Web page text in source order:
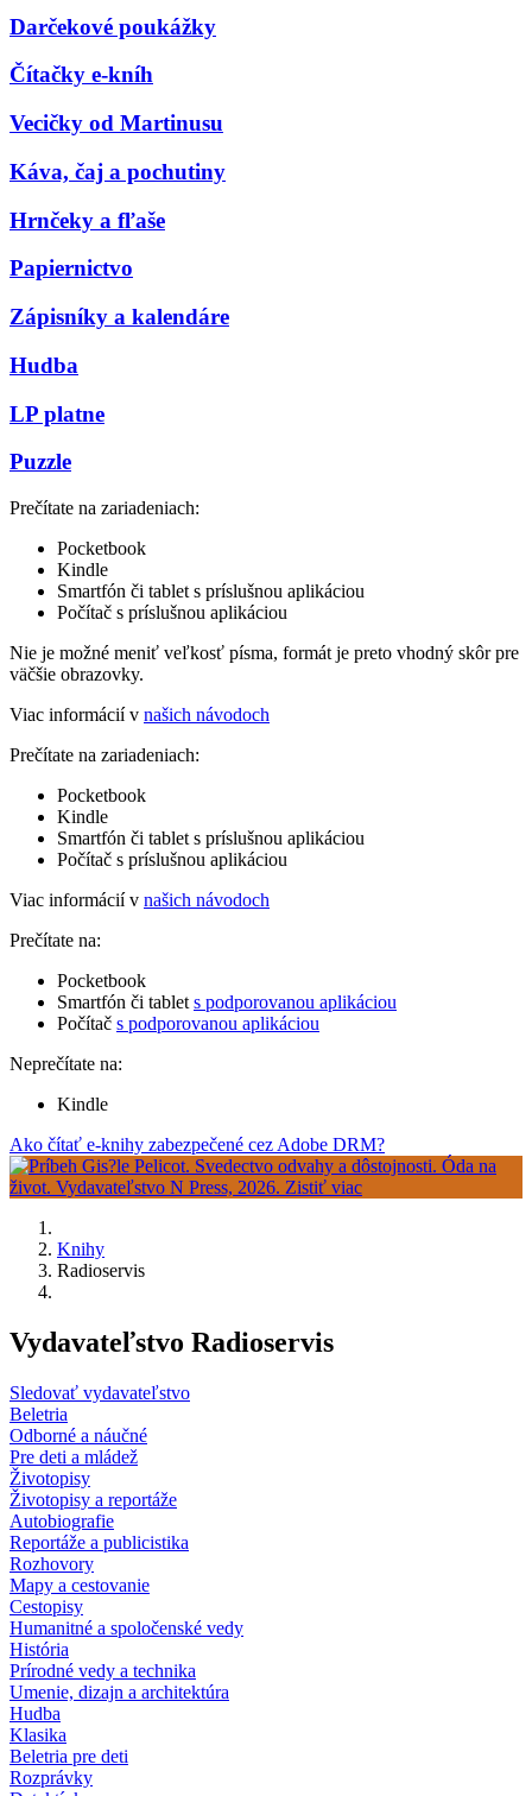
Darčekové poukážky
Čítačky e-kníh
Vecičky od Martinusu
Káva, čaj a pochutiny
Hrnčeky a fľaše
Papiernictvo
Zápisníky a kalendáre
Hudba
LP platne
Puzzle
Prečítate na zariadeniach:
Pocketbook
Kindle
Smartfón či tablet s príslušnou aplikáciou
Počítač s príslušnou aplikáciou
Nie je možné meniť veľkosť písma, formát je preto vhodný skôr pre
väčšie obrazovky.
Viac informácií v našich návodoch
Prečítate na zariadeniach:
Pocketbook
Kindle
Smartfón či tablet s príslušnou aplikáciou
Počítač s príslušnou aplikáciou
Viac informácií v našich návodoch
Prečítate na:
Pocketbook
Smartfón či tablet s podporovanou aplikáciou
Počítač s podporovanou aplikáciou
Neprečítate na:
Kindle
Ako čítať e-knihy zabezpečené cez Adobe DRM?
Knihy
Radioservis
Vydavateľstvo Radioservis
Sledovať vydavateľstvo
Beletria
Odborné a náučné
Pre deti a mládež
Životopisy
Životopisy a reportáže
Autobiografie
Reportáže a publicistika
Rozhovory
Mapy a cestovanie
Cestopisy
Humanitné a spoločenské vedy
História
Prírodné vedy a technika
Umenie, dizajn a architektúra
Hudba
Klasika
Beletria pre deti
Rozprávky